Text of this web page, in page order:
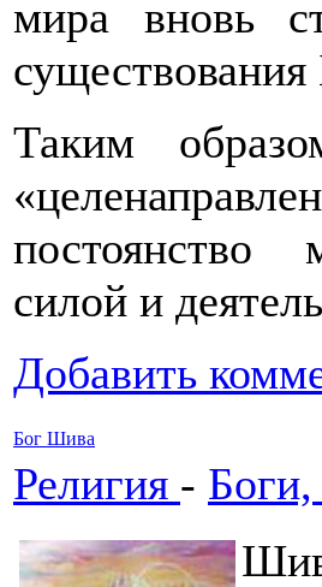
мира вновь
Таким
постоянство
силой и
Добавить
Бог Шива
Религия -